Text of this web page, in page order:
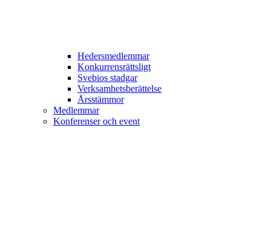
Hedersmedlemmar
Konkurrensrättsligt
Svebios stadgar
Verksamhetsberättelse
Årsstämmor
Medlemmar
Konferenser och event